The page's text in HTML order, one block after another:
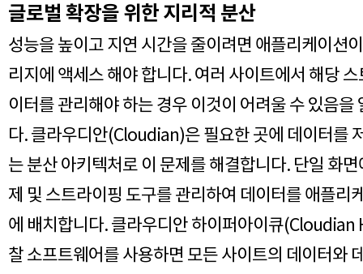
글로벌 확장을 위한 지리적 분산
성능을 높이고 지연 시간을 줄이려면 애플리케이션
리지에 액세스 해야 합니다. 여러 사이트에서 해당
이터를 관리해야 하는 경우 이것이 어려울 수 있음을
다. 클라우디안(Cloudian)은 필요한 곳에 데이터를
는 분산 아키텍처로 이 문제를 해결합니다. 단일 화
제 및 스트라이핑 도구를 관리하여 데이터를 애플리
에 배치합니다. 클라우디안 하이퍼아이큐(Cloudian
찰 소프트웨어를 사용하면 모든 사이트의 데이터와